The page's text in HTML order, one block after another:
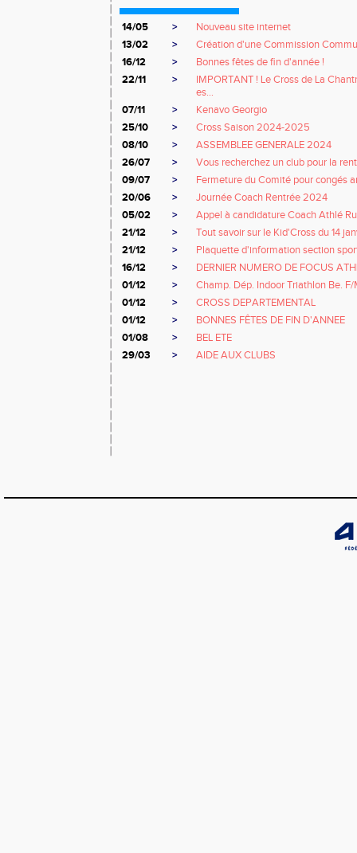
14/05 >
Nouveau site internet
13/02
>
Création d'une Commission
16/12
>
Bonnes fêtes de fin d'année !
22/11
>
IMPORTANT ! Le Cross de La
es...
07/11
>
Kenavo Georgio
25/10
>
Cross Saison 2024-2025
08/10
>
ASSEMBLEE GENERALE 2024
26/07
>
Vous recherchez un club pour la
09/07
>
Fermeture du Comité pour congés
20/06
>
Journée Coach Rentrée 2024
05/02
>
Appel à candidature Coach Athlé
21/12
>
Tout savoir sur le Kid'Cross du 14
21/12
>
Plaquette d'information section
16/12
>
DERNIER NUMERO DE FOCUS
01/12
>
Champ. Dép. Indoor Triathlon Be. F/
01/12
>
CROSS DEPARTEMENTAL
01/12
>
BONNES FÊTES DE FIN D'ANNEE
01/08
>
BEL ETE
29/03
> AIDE AUX CLUBS